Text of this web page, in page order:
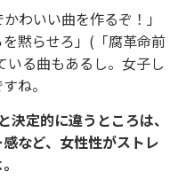
わいい曲を作るぞ！」
黙らせろ」(「腐革命前
いる曲もあるし。女子し
ね。
定的に違うところは、
など、女性性がストレ